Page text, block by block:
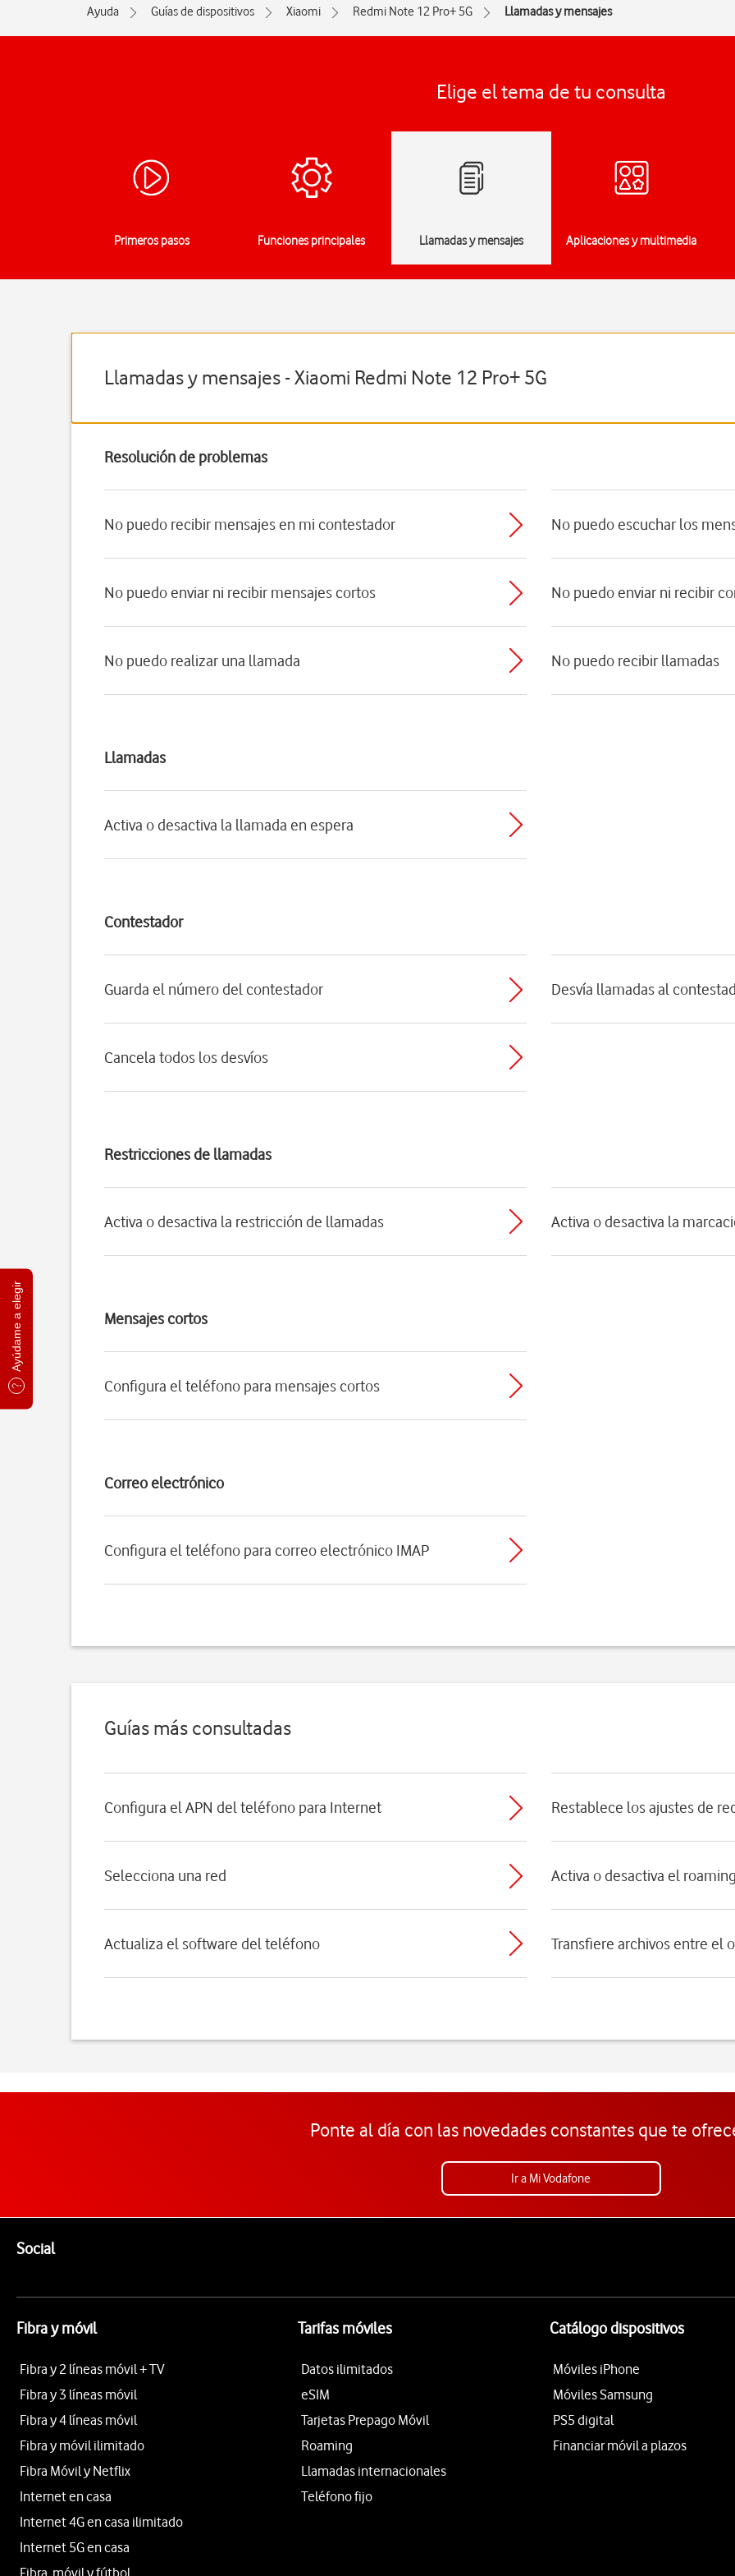
Ayúdame a elegir
Ayuda Guías de dispositivos Xiaomi Redmi Note 12 Pro+ 5G Llamadas y mensajes
Elige el tema de tu consulta
Primeros pasos Funciones principales Llamadas y mensajes Aplicaciones y multimedia
Llamadas y mensajes - Xiaomi Redmi Note 12 Pro+ 5G
Resolución de problemas
No puedo recibir mensajes en mi contestador No puedo escuchar los
No puedo enviar ni recibir mensajes cortos No puedo enviar ni recibir
No puedo realizar una llamada No puedo recibir llamadas
Llamadas
Activa o desactiva la llamada en espera
Contestador
Guarda el número del contestador Desvía llamadas al
Cancela todos los desvíos
Restricciones de llamadas
Activa o desactiva la restricción de llamadas Activa o desactiva la
Mensajes cortos
Configura el teléfono para mensajes cortos
Correo electrónico
Configura el teléfono para correo electrónico IMAP
Guías más consultadas
Configura el APN del teléfono para Internet Restablece los ajustes de
Selecciona una red Activa o desactiva el
Actualiza el software del teléfono Transfiere archivos entre el
Ponte al día con las novedades constantes que te
Ir a Mi Vodafone
SocialEnlaces a las redes sociales de Vodafone
Fibra y móvil
Fibra y 2 líneas móvil + TV
Fibra y 3 líneas móvil
Fibra y 4 líneas móvil
Fibra y móvil ilimitado
Fibra Móvil y Netflix
Internet en casa
Internet 4G en casa ilimitado
Internet 5G en casa
Fibra, móvil y fútbol
Tarifas móviles
Datos ilimitados
eSIM
Tarjetas Prepago Móvil
Roaming
Llamadas internacionales
Teléfono fijo
Catálogo dispositivos
Móviles iPhone
Móviles Samsung
PS5 digital
Financiar móvil a plazos